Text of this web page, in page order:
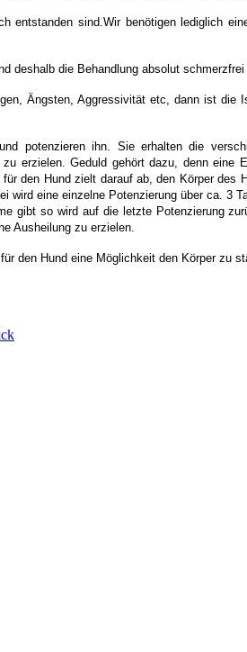
sind.Wir benötigen lediglich
deshalb die Behandlung absolut
Ängsten, Aggressivität etc, dann ist
potenzieren ihn. Sie erhalten die
erzielen. Geduld gehört dazu, denn
den Hund zielt darauf ab, den Körper
wird eine einzelne Potenzierung über ca. 3
gibt so wird auf die letzte Potenzierung
Ausheilung zu erzielen.
den Hund eine Möglichkeit den Körper zu